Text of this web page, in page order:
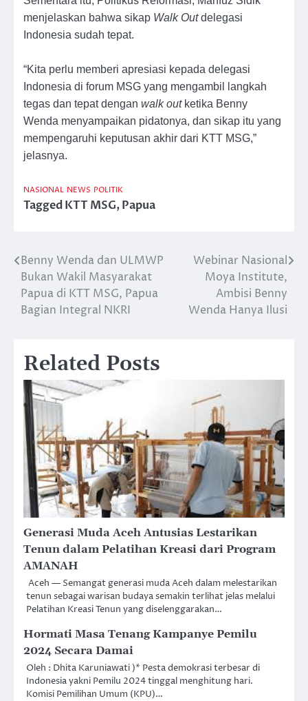
menjelaskan bahwa sikap Walk Outdelegasi
Indonesia sudah tepat.
“Kita perlu memberi apresiasi kepada delegasi
Indonesia di forum MSG yang mengambil langkah
tegas dan tepat dengan walk outketika Benny
Wenda menyampaikan pidatonya, dan sikap itu yang
mempengaruhi keputusan akhir dari KTT MSG,”
jelasnya.
NASIONAL NEWS POLITIK
TaggedKTT MSG,Papua
Post
navigation
Benny Wenda dan ULMWP
Bukan Wakil Masyarakat
Papua di KTT MSG, Papua
Bagian Integral NKRI
Webinar Nasional
Moya Institute,
Ambisi Benny
Wenda Hanya Ilusi
Related Posts
Generasi Muda Aceh Antusias Lestarikan
Tenun dalam Pelatihan Kreasi dari Program
AMANAH
Aceh — Semangat generasi muda Aceh dalam melestarikan
tenun sebagai warisan budaya semakin terlihat jelas melalui
Pelatihan Kreasi Tenun yang diselenggarakan…
Hormati Masa Tenang Kampanye Pemilu
2024 Secara Damai
Oleh : Dhita Karuniawati )* Pesta demokrasi terbesar di
Indonesia yakni Pemilu 2024 tinggal menghitung hari.
Komisi Pemilihan Umum (KPU)…